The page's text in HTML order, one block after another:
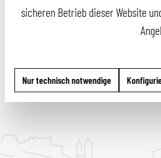
sicheren Betrieb dieser Website
Nur technisch notwendige